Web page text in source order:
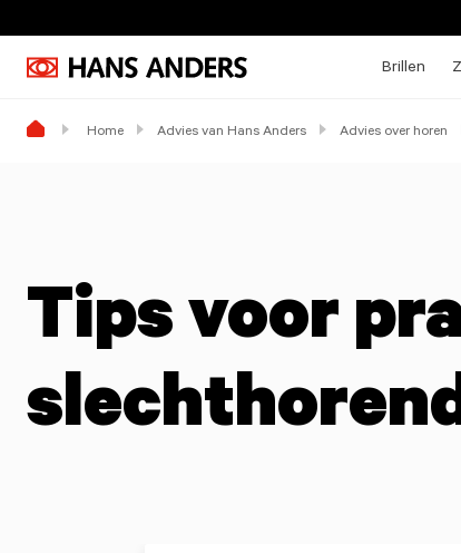
Brillen
Home Advies van Hans Anders Advies over horen
Tips voor